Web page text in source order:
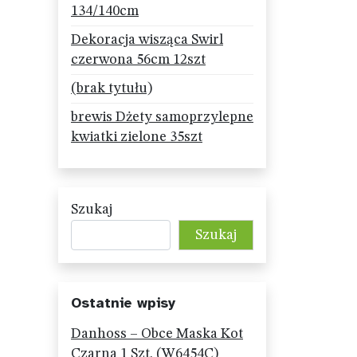
134/140cm
Dekoracja wisząca Swirl
czerwona 56cm 12szt
(brak tytułu)
brewis Dżety samoprzylepne
kwiatki zielone 35szt
Szukaj
Szukaj
Ostatnie wpisy
Danhoss – Obce Maska Kot
Czarna 1 Szt. (W6454C)